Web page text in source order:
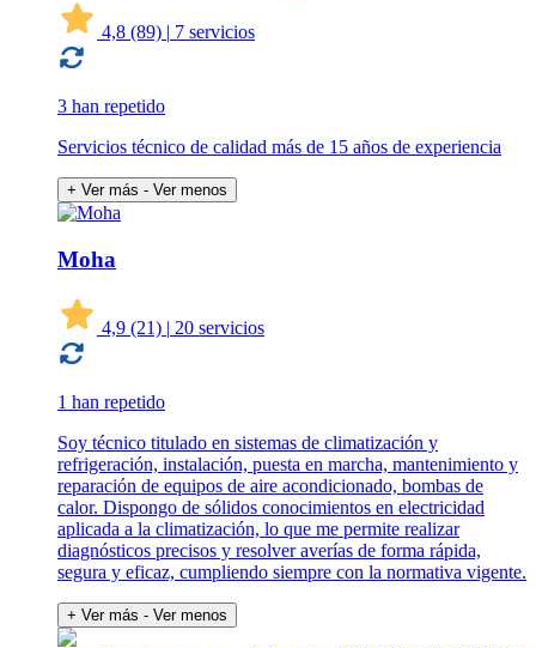
4,8 (89) | 7 servicios
3 han repetido
Servicios técnico de calidad más de 15 años de experiencia
+ Ver más - Ver menos
Moha
4,9 (21) | 20 servicios
1 han repetido
Soy técnico titulado en sistemas de climatización y
refrigeración, instalación, puesta en marcha, mantenimiento y
reparación de equipos de aire acondicionado, bombas de
calor. Dispongo de sólidos conocimientos en electricidad
aplicada a la climatización, lo que me permite realizar
diagnósticos precisos y resolver averías de forma rápida,
segura y eficaz, cumpliendo siempre con la normativa vigente.
+ Ver más - Ver menos